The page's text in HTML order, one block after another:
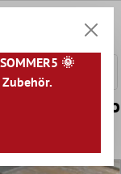
Concerto
🌞